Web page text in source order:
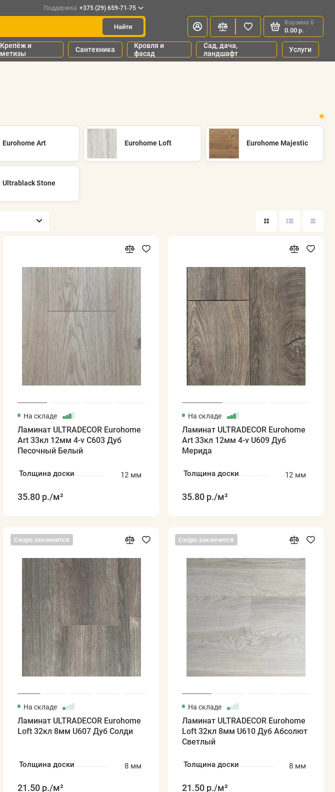
Поддержка +375 (29) 659-71-75
Найти
Корзина 0
0.00 р.
Крепёж и
метизы
Сантехника
Кровля и
фасад
Сад, дача,
ландшафт
Услуги
Eurohome Art Eurohome Loft Eurohome Majestic
Ultrablack Stone
На складе
Ламинат ULTRADECOR Eurohome
Art 33кл 12мм 4-v C603 Дуб
Песочный Белый
Толщина доски 12 мм
35.80 р./м²
На складе
Ламинат ULTRADECOR Eurohome
Art 33кл 12мм 4-v U609 Дуб
Мерида
Толщина доски 12 мм
35.80 р./м²
Скоро закончится
На складе
Ламинат ULTRADECOR Eurohome
Loft 32кл 8мм U607 Дуб Солди
Толщина доски 8 мм
21.50 р./м²
Скоро закончится
На складе
Ламинат ULTRADECOR Eurohome
Loft 32кл 8мм U610 Дуб Абсолют
Светлый
Толщина доски 8 мм
21.50 р./м²